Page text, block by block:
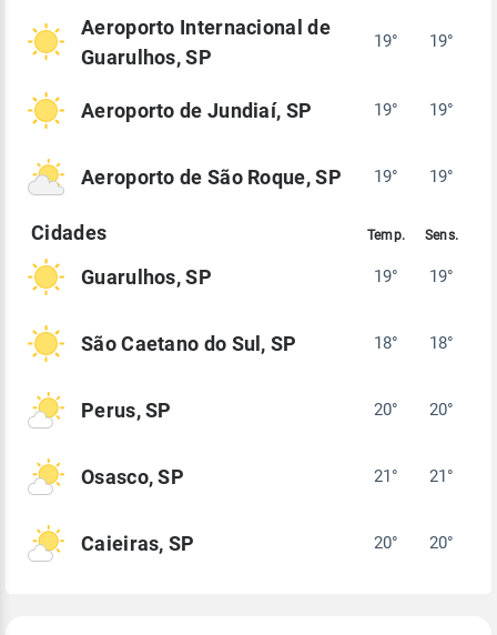
Aeroporto Internacional de
Guarulhos, SP
19° 19°
Aeroporto de Jundiaí, SP 19° 19°
Aeroporto de São Roque, SP 19° 19°
Guarulhos, SP 19° 19°
São Caetano do Sul, SP 18° 18°
Perus, SP 20° 20°
Osasco, SP 21° 21°
Caieiras, SP 20° 20°